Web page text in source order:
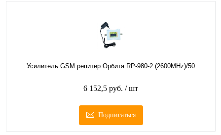
Усилитель GSM репитер Орбита RP-980-2 (2600MHz)/50
6 152,5 руб. / шт
Подписаться